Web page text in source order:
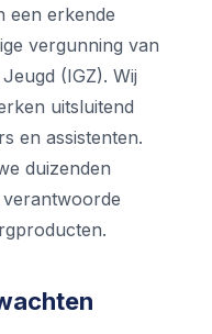
een erkende
vergunning van
(IGZ). Wij
uitsluitend
en assistenten.
duizenden